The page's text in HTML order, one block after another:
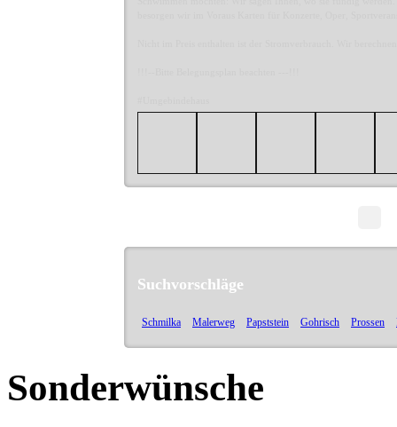
Suchvorschläge
Schmilka Malerweg Papststein Gohrisch Prossen
Sonderwünsche